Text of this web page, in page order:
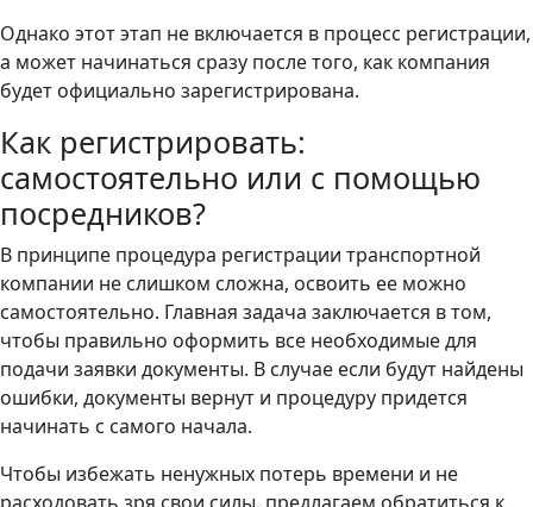
Однако этот этап не включается в процесс регистрации,
а может начинаться сразу после того, как компания
будет официально зарегистрирована.
Как регистрировать:
самостоятельно или с помощью
посредников?
В принципе процедура регистрации транспортной
компании не слишком сложна, освоить ее можно
самостоятельно. Главная задача заключается в том,
чтобы правильно оформить все необходимые для
подачи заявки документы. В случае если будут найдены
ошибки, документы вернут и процедуру придется
начинать с самого начала.
Чтобы избежать ненужных потерь времени и не